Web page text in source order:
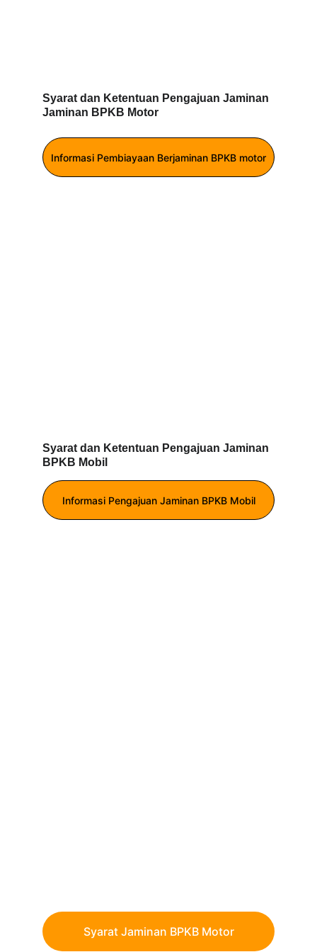
Syarat dan Ketentuan Pengajuan Jaminan
BPKB Mobil
Informasi Pengajuan Jaminan BPKB Mobil
Syarat dan Ketentuan Pengajuan Jaminan
Jaminan BPKB Motor
Informasi Pembiayaan Berjaminan BPKB motor
Syarat Jaminan BPKB Motor